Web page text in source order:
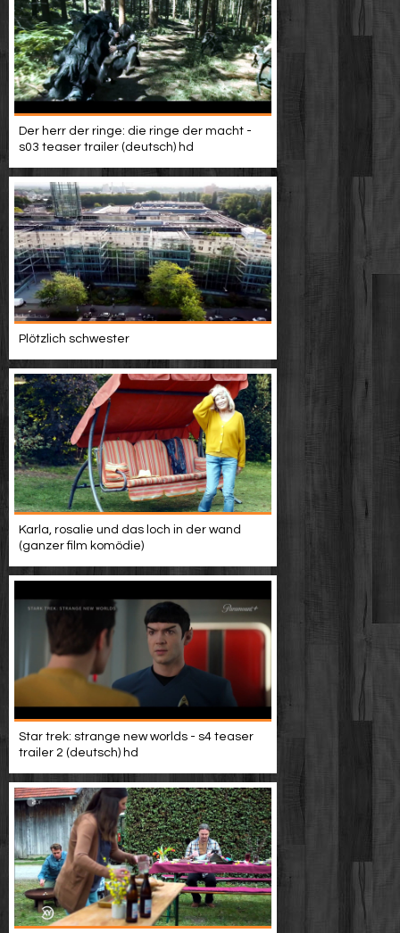
Der herr der ringe: die ringe der macht -
s03 teaser trailer (deutsch) hd
Plötzlich schwester
Karla, rosalie und das loch in der wand
(ganzer film komödie)
Star trek: strange new worlds - s4 teaser
trailer 2 (deutsch) hd